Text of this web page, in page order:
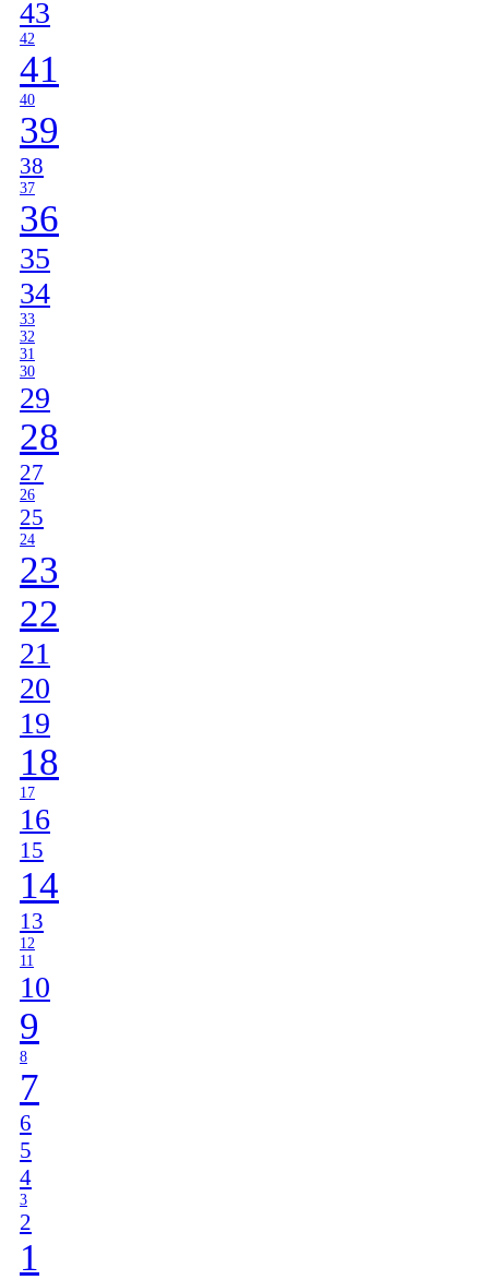
43
42
41
40
39
38
37
36
35
34
33
32
31
30
29
28
27
26
25
24
23
22
21
20
19
18
17
16
15
14
13
12
11
10
9
8
7
6
5
4
3
2
1